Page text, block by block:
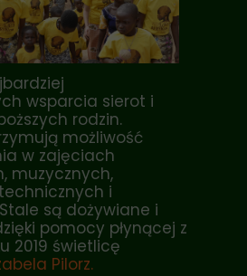
wsparcia sierot i
rodzin.
możliwość
w zajęciach
muzycznych,
i
są dożywiane i
pomocy płynącej z
2019 świetlicę
Pilorz.